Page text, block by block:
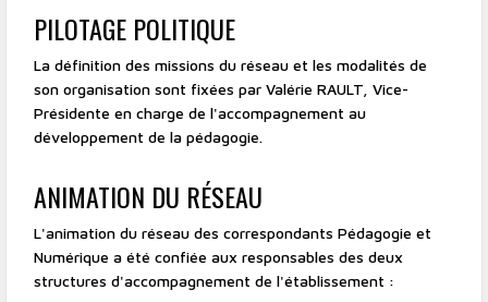
PILOTAGE POLITIQUE
La définition des missions du réseau et les modalités de
son organisation sont fixées par Valérie RAULT, Vice-
Présidente en charge de l'accompagnement au
développement de la pédagogie.
ANIMATION DU RÉSEAU
L'animation du réseau des correspondants Pédagogie et
Numérique a été confiée aux responsables des deux
structures d'accompagnement de l'établissement :